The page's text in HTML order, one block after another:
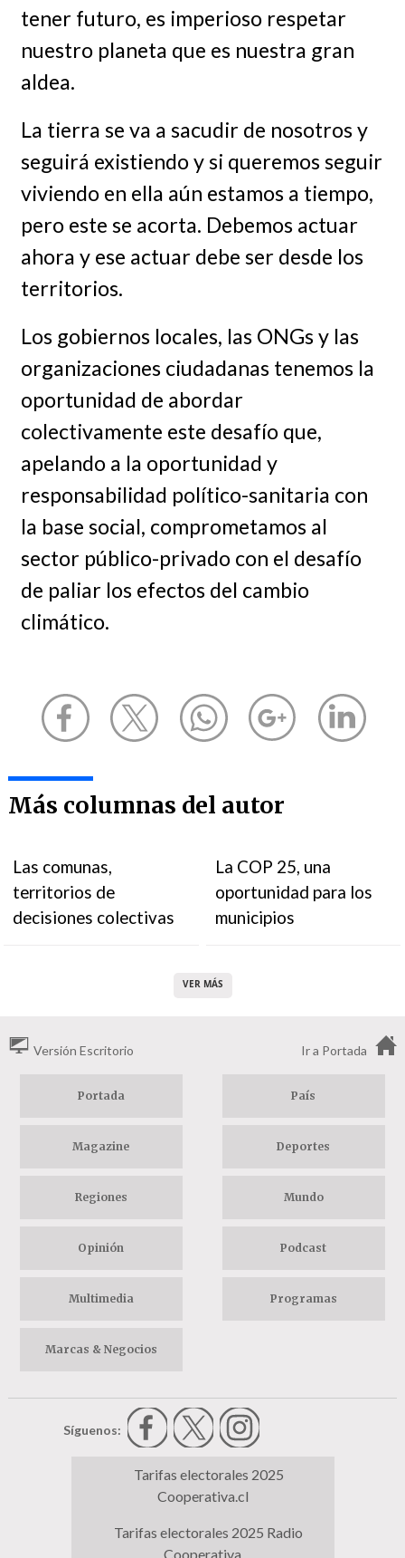
tener futuro, es imperioso respetar
nuestro planeta que es nuestra gran
aldea.
La tierra se va a sacudir de nosotros y
seguirá existiendo y si queremos seguir
viviendo en ella aún estamos a tiempo,
pero este se acorta. Debemos actuar
ahora y ese actuar debe ser desde los
territorios.
Los gobiernos locales, las ONGs y las
organizaciones ciudadanas tenemos la
oportunidad de abordar
colectivamente este desafío que,
apelando a la oportunidad y
responsabilidad político-sanitaria con
la base social, comprometamos al
sector público-privado con el desafío
de paliar los efectos del cambio
climático.
Más columnas del autor
Las comunas,
territorios de
decisiones colectivas
La COP 25, una
oportunidad para los
municipios
VER MÁS
Versión Escritorio Ir a Portada
Portada País
Magazine Deportes
Regiones Mundo
Opinión Podcast
Multimedia Programas
Marcas & Negocios
Síguenos:
Tarifas electorales 2025
Cooperativa.cl
Tarifas electorales 2025 Radio
Cooperativa